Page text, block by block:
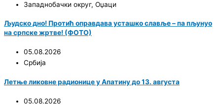
Западнобачки округ, Оџаци
Људско дно! Протић оправдава усташко славље – па пљунуо
на српске жртве! (ФОТО)
05.08.2026
Србија
Летње ликовне радионице у Апатину до 13. августа
05.08.2026